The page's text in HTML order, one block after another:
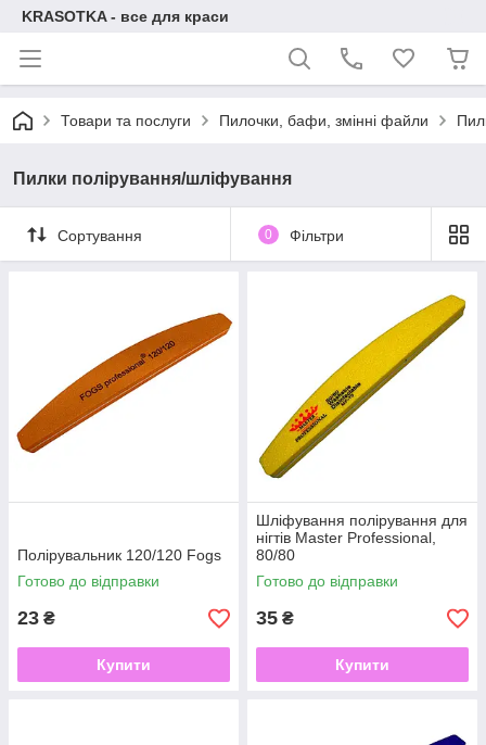
KRASOTKA - все для краси
Товари та послуги Пилочки, бафи, змінні файли
Пилки полірування/шліфування
Сортування 0 Фільтри
Полірувальник 120/120 Fogs
Готово до відправки
23 ₴
Купити
Шліфування полірування для
нігтів Master Professional,
80/80
Готово до відправки
35 ₴
Купити